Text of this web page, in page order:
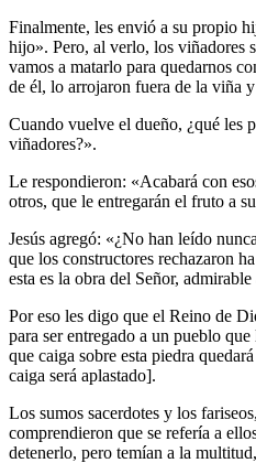
Finalmente, les envió a su propio
hijo». Pero, al verlo, los viñadores
vamos a matarlo para quedarnos
de él, lo arrojaron fuera de la viña
Cuando vuelve el dueño, ¿qué les
viñadores?».
Le respondieron: «Acabará con
otros, que le entregarán el fruto a
Jesús agregó: «¿No han leído
que los constructores rechazaron
esta es la obra del Señor,
Por eso les digo que el Reino de
para ser entregado a un pueblo
que caiga sobre esta piedra
caiga será aplastado].
Los sumos sacerdotes y los
comprendieron que se refería a
detenerlo, pero temían a la